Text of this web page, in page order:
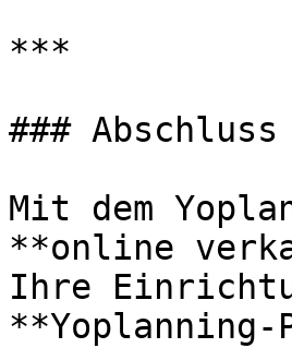
***
### Abschluss
Mit dem
**online
Ihre
**Yoplanning-